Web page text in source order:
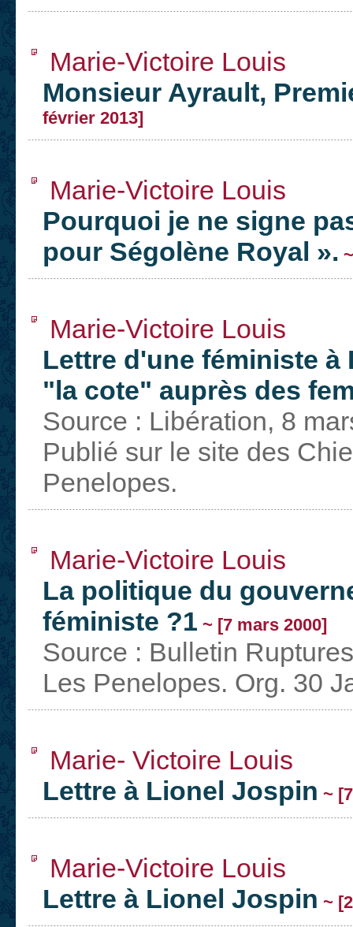
Marie-Victoire Louis
Monsieur Ayrault,
février 2013]
Marie-Victoire Louis
Pourquoi je ne signe
pour Ségolène Royal ».
Marie-Victoire Louis
Lettre d'une féministe
"la cote" auprès des
Source : Libération, 8
Publié sur le site des
Penelopes.
Marie-Victoire Louis
La politique du
féministe ?1 ~ [7 mars 2000]
Source : Bulletin
Les Penelopes. Org. 30
Marie- Victoire Louis
Lettre à Lionel Jospin ~
Marie-Victoire Louis
Lettre à Lionel Jospin ~